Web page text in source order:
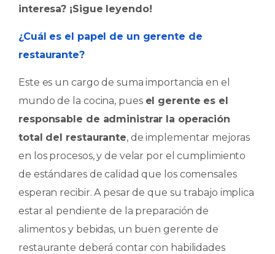
interesa? ¡Sigue leyendo!
¿Cuál es el papel de un gerente de
restaurante?
Este es un cargo de suma importancia en el
mundo de la cocina, pues el gerente es el
responsable de administrar la operación
total del restaurante, de implementar mejoras
en los procesos, y de velar por el cumplimiento
de estándares de calidad que los comensales
esperan recibir. A pesar de que su trabajo implica
estar al pendiente de la preparación de
alimentos y bebidas, un buen gerente de
restaurante deberá contar con habilidades